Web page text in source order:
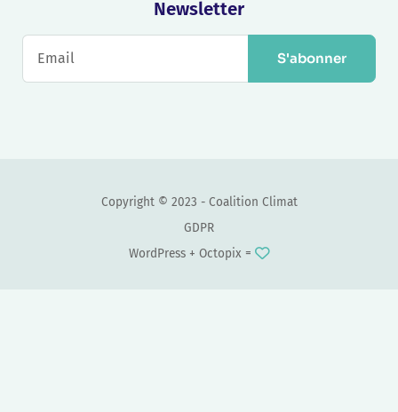
Newsletter
S'abonner
Copyright © 2023 - Coalition Climat
GDPR
WordPress + Octopix =